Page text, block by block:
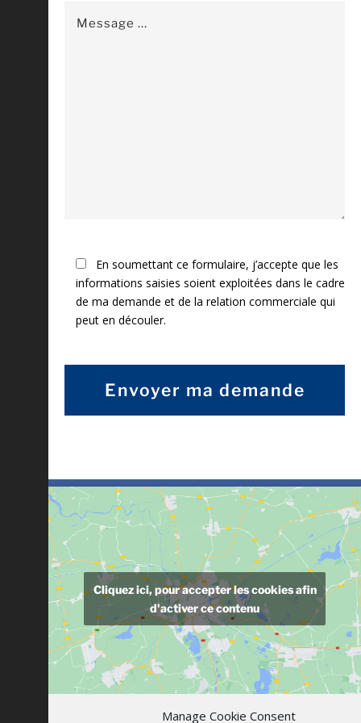
Manage Cookie Consent
En soumettant ce formulaire, j’accepte que les
informations saisies soient exploitées dans le cadre
de ma demande et de la relation commerciale qui
peut en découler.
Cliquez ici, pour accepter les cookies afin
d'activer ce contenu